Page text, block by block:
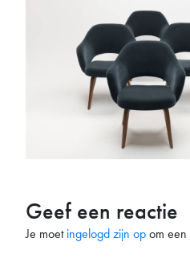
Geef een reactie
Je moetingelogd zijn opom een